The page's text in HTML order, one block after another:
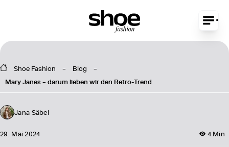
Shoe Fashion
Blog
Mary Janes – darum lieben wir den Retro-Trend
Jana Säbel
4 Min
29. Mai 2024